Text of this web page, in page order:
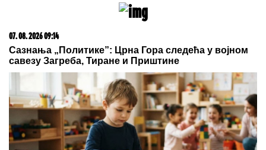
NOVI NADAL GAZI SVE PRED SOBOM! Španac
počistio Lehečku i otišao u četvrtfinale Montreala